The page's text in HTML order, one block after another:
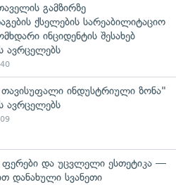
გამზირზე
ქსელების სარეაბილიტაციო
ინციდენტის შესახებ
ავრცელებს
ინდუსტრიული ზონა"
ავრცელებს
ფერები და უცვლელი ესთეტიკა —
დანახული სვანეთი